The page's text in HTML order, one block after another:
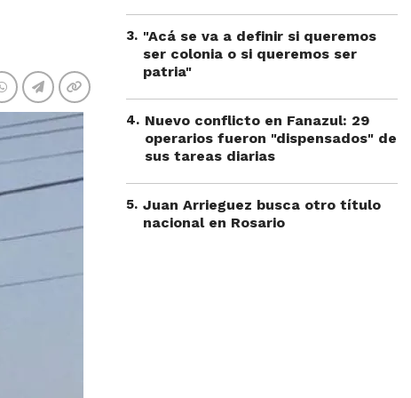
3. "Acá se va a definir si queremos
ser colonia o si queremos ser
patria"
4. Nuevo conflicto en Fanazul: 29
operarios fueron "dispensados" de
sus tareas diarias
5. Juan Arrieguez busca otro título
nacional en Rosario